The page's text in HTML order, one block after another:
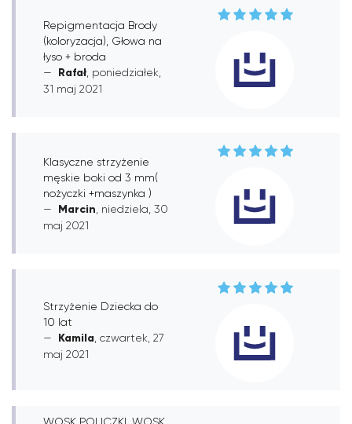
Repigmentacja Brody
(koloryzacja), Głowa na
łyso + broda
Rafał , poniedziałek,
31 maj 2021
Klasyczne strzyżenie
męskie boki od 3 mm(
nożyczki +maszynka )
Marcin , niedziela, 30
maj 2021
Strzyżenie Dziecka do
10 lat
Kamila , czwartek, 27
maj 2021